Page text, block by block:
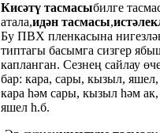
Кисәтү тасмасыбилге
атала,идән тасмасы,
Бу ПВХ пленкасына
типтагы басымга сизгер
капланган. Сезнең сайлау
бар: кара, сары, кызыл, яшел,
кара һәм сары, кызыл һәм
яшел һ.б.